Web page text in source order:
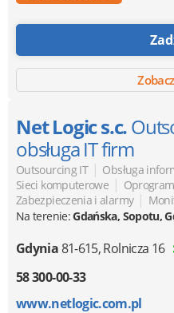
Net Logic s.c.
obsługa IT firm
Outsourcing IT | Obsługa
Sieci komputerowe |
Zabezpieczenia i alarmy |
Na terenie:Gdańska, Sopotu,
Gdynia81-615,Rolnicza 16
58 300-00-33
www.netlogic.com.pl